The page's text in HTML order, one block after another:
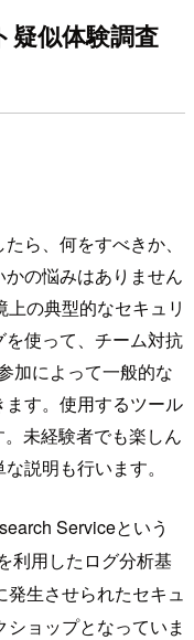
似体験調査
ら、何をすべきか、
の悩みはありません
の典型的なセキュリ
使って、チーム対抗
加によって一般的な
す。使用するツール
未経験者でも楽しん
説明も行います。
Serviceという
利用したログ分析基
生させられたセキュ
ョップとなっていま